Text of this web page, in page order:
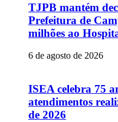
TJPB mantém
Prefeitura de
milhões ao
6 de agosto de 2026
ISEA celebra 75
atendimentos
de 2026